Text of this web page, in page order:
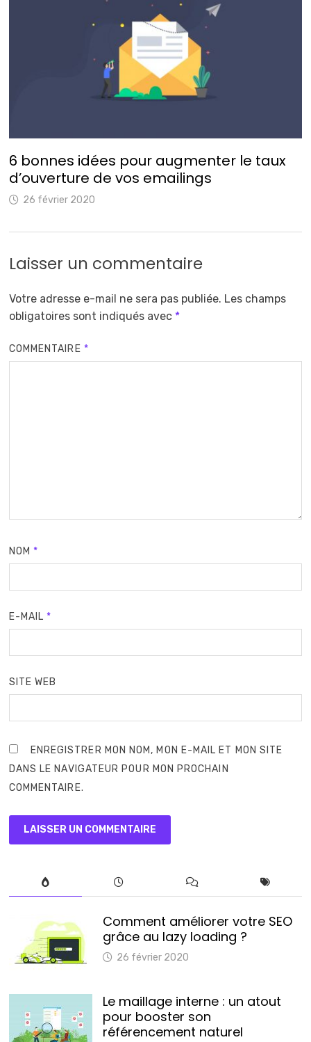
6 bonnes idées pour augmenter le taux
d’ouverture de vos emailings
26 février 2020
Laisser un commentaire
Votre adresse e-mail ne sera pas publiée. Les champs
obligatoires sont indiqués avec *
COMMENTAIRE *
NOM *
E-MAIL *
SITE WEB
ENREGISTRER MON NOM, MON E-MAIL ET MON SITE
DANS LE NAVIGATEUR POUR MON PROCHAIN
COMMENTAIRE.
Comment améliorer votre SEO
grâce au lazy loading ?
26 février 2020
Le maillage interne : un atout
pour booster son
référencement naturel